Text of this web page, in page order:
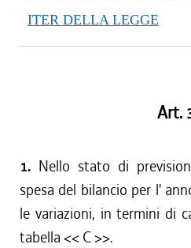
ITER DELLA LEGGE
Art.
1. Nello stato di
spesa del bilancio per l'
le variazioni, in termini di
tabella << C >>.